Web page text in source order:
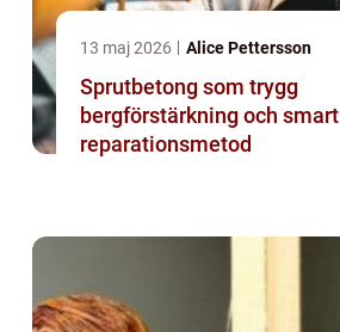
13 maj 2026 Alice Pettersson
Sprutbetong som trygg
bergförstärkning och smart
reparationsmetod